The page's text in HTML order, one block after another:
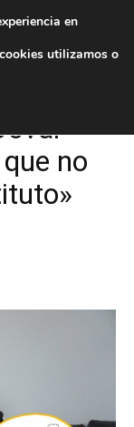
no
en
utilizamos o